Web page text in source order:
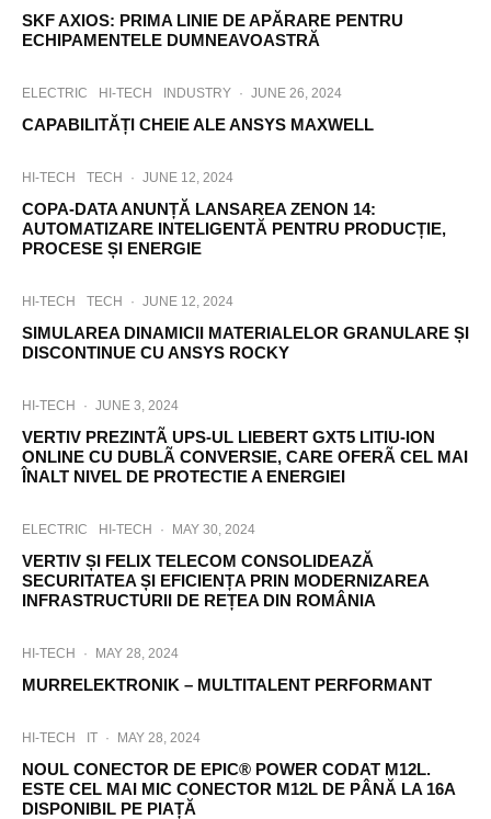
SKF AXIOS: PRIMA LINIE DE APĂRARE PENTRU
ECHIPAMENTELE DUMNEAVOASTRĂ
ELECTRIC HI-TECH INDUSTRY · JUNE 26, 2024
CAPABILITĂȚI CHEIE ALE ANSYS MAXWELL
HI-TECH TECH · JUNE 12, 2024
COPA-DATA ANUNȚĂ LANSAREA ZENON 14:
AUTOMATIZARE INTELIGENTĂ PENTRU PRODUCȚIE,
PROCESE ȘI ENERGIE
HI-TECH TECH · JUNE 12, 2024
SIMULAREA DINAMICII MATERIALELOR GRANULARE ȘI
DISCONTINUE CU ANSYS ROCKY
HI-TECH · JUNE 3, 2024
VERTIV PREZINTÃ UPS-UL LIEBERT GXT5 LITIU-ION
ONLINE CU DUBLÃ CONVERSIE, CARE OFERÃ CEL MAI
ÎNALT NIVEL DE PROTECTIE A ENERGIEI
ELECTRIC HI-TECH · MAY 30, 2024
VERTIV ȘI FELIX TELECOM CONSOLIDEAZĂ
SECURITATEA ȘI EFICIENȚA PRIN MODERNIZAREA
INFRASTRUCTURII DE REȚEA DIN ROMÂNIA
HI-TECH · MAY 28, 2024
MURRELEKTRONIK – MULTITALENT PERFORMANT
HI-TECH IT · MAY 28, 2024
NOUL CONECTOR DE EPIC® POWER CODAT M12L.
ESTE CEL MAI MIC CONECTOR M12L DE PÂNĂ LA 16A
DISPONIBIL PE PIAȚĂ